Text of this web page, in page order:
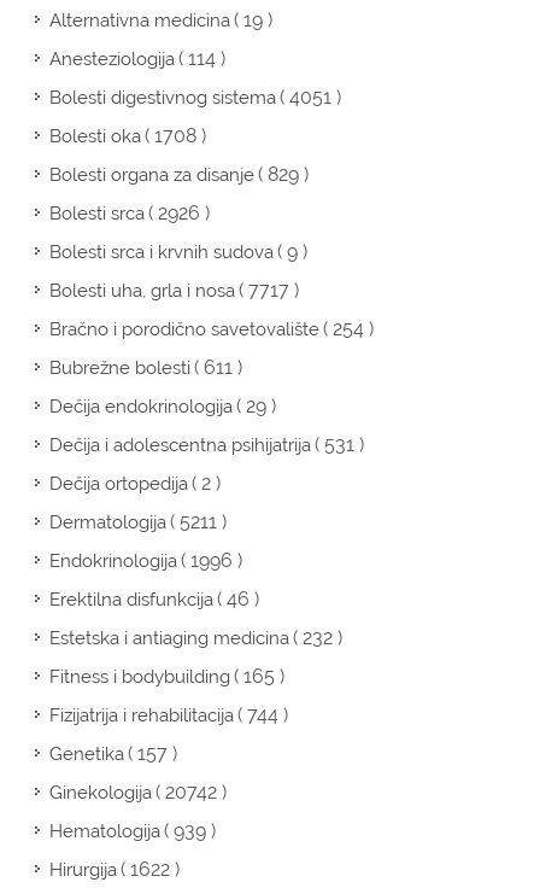
Alternativna medicina( 19 )
Anesteziologija( 114 )
Bolesti digestivnog sistema( 4051 )
Bolesti oka( 1708 )
Bolesti organa za disanje( 829 )
Bolesti srca( 2926 )
Bolesti srca i krvnih sudova( 9 )
Bolesti uha, grla i nosa( 7717 )
Bračno i porodično savetovalište( 254 )
Bubrežne bolesti( 611 )
Dečija endokrinologija( 29 )
Dečija i adolescentna psihijatrija( 531 )
Dečija ortopedija( 2 )
Dermatologija( 5211 )
Endokrinologija( 1996 )
Erektilna disfunkcija( 46 )
Estetska i antiaging medicina( 232 )
Fitness i bodybuilding( 165 )
Fizijatrija i rehabilitacija( 744 )
Genetika( 157 )
Ginekologija( 20742 )
Hematologija( 939 )
Hirurgija( 1622 )